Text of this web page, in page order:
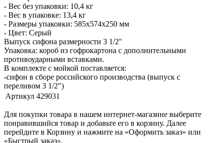
- Вес без упаковки: 10,4 кг
- Вес в упаковке: 13,4 кг
- Размеры упаковки: 585х574х250 мм
- Цвет: Серый
Выпуск сифона размерности 3 1/2"
Упаковка: короб из гофрокартона с дополнительными
противоударными вставками.
В комплекте с мойкой поставляется:
-сифон в сборе российского производства (выпуск с
переливом 3 1/2")
Артикул 429031
Для покупки товара в нашем интернет-магазине выберите
понравившийся товар и добавьте его в корзину. Далее
перейдите в Корзину и нажмите на «Оформить заказ» или
«Быстрый заказ».